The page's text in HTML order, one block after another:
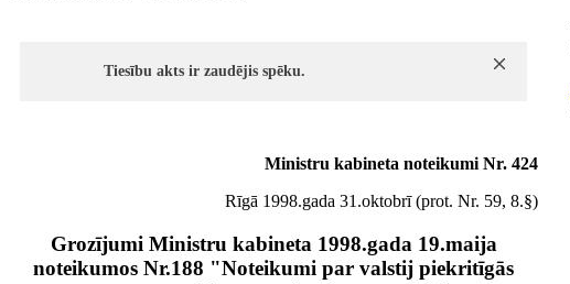
Tiesību akts ir zaudējis spēku.
Ministru kabineta noteikumi Nr. 424
Rīgā 1998.gada 31.oktobrī (prot. Nr. 59, 8.§)
Grozījumi Ministru kabineta 1998.gada 19.maija
noteikumos Nr.188 "Noteikumi par valstij piekritīgās